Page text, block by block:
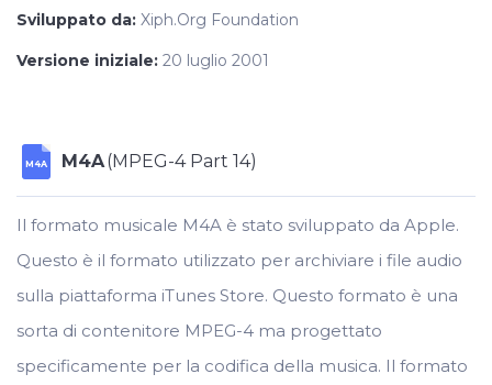
Sviluppato da: Xiph.Org Foundation
Versione iniziale: 20 luglio 2001
M4A M4A(MPEG-4 Part 14)
Il formato musicale M4A è stato sviluppato da Apple.
Questo è il formato utilizzato per archiviare i file audio
sulla piattaforma iTunes Store. Questo formato è una
sorta di contenitore MPEG-4 ma progettato
specificamente per la codifica della musica. Il formato